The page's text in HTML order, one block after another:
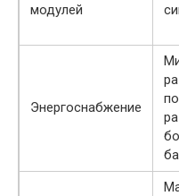
модулей
Энергоснабжение